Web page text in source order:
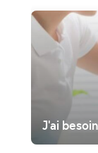
J'ai